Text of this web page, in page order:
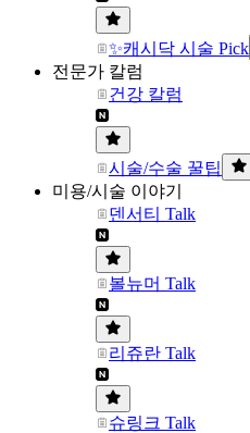
✨캐시닥 시술 Pick
전문가 칼럼
건강 칼럼
시술/수술 꿀팁
미용/시술 이야기
덴서티 Talk
볼뉴머 Talk
리쥬란 Talk
슈링크 Talk